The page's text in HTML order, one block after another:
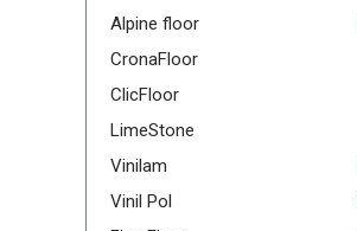
Alpine floor
CronaFloor
ClicFloor
LimeStone
Vinilam
Vinil Pol